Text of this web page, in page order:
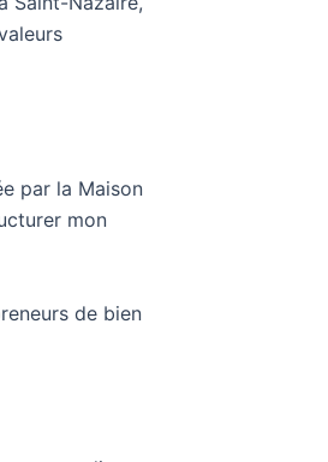
par la Maison
mon
de bien